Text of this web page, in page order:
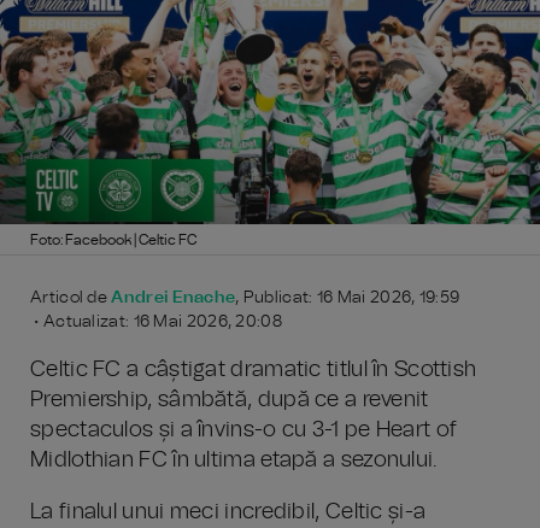
Foto: Facebook | Celtic FC
Articol deAndrei Enache, Publicat: 16 Mai 2026, 19:59
• Actualizat: 16 Mai 2026, 20:08
Celtic FC a câștigat dramatic titlul în Scottish
Premiership, sâmbătă, după ce a revenit
spectaculos și a învins-o cu 3-1 pe Heart of
Midlothian FC în ultima etapă a sezonului.
La finalul unui meci incredibil, Celtic și-a